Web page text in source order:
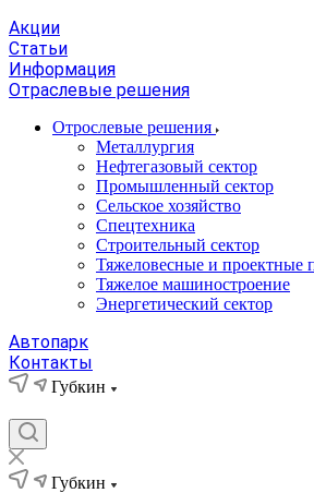
Акции
Статьи
Информация
Отраслевые решения
Отрослевые решения
Металлургия
Нефтегазовый сектор
Промышленный сектор
Сельское хозяйство
Спецтехника
Строительный сектор
Тяжеловесные и проектные
Тяжелое машиностроение
Энергетический сектор
Автопарк
Контакты
Губкин
Губкин